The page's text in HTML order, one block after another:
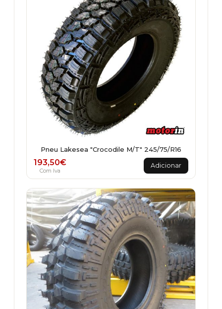
Pneu Lakesea "Crocodile M/T" 245/75/R16
193,50€
Com Iva
Adicionar